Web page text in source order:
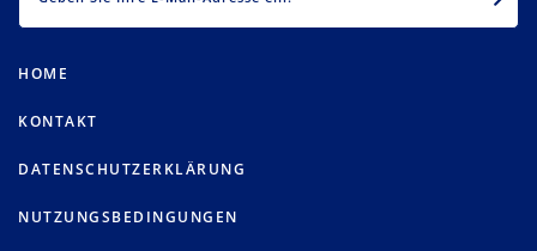
HOME
KONTAKT
DATENSCHUTZERKLÄRUNG
NUTZUNGSBEDINGUNGEN